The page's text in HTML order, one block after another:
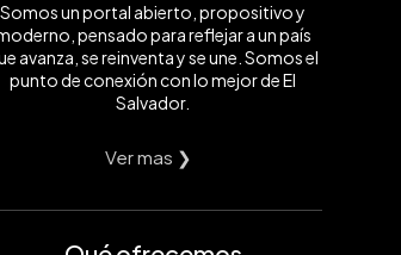
Somos un portal abierto, propositivo y
pensado para reflejar a un país
avanza, se reinventa y se une. Somos el
punto de conexión con lo mejor de El
Salvador.
Ver mas ❯